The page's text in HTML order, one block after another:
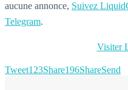
aucune annonce, Suivez
Telegram.
Visiter
Tweet123Share196ShareSend